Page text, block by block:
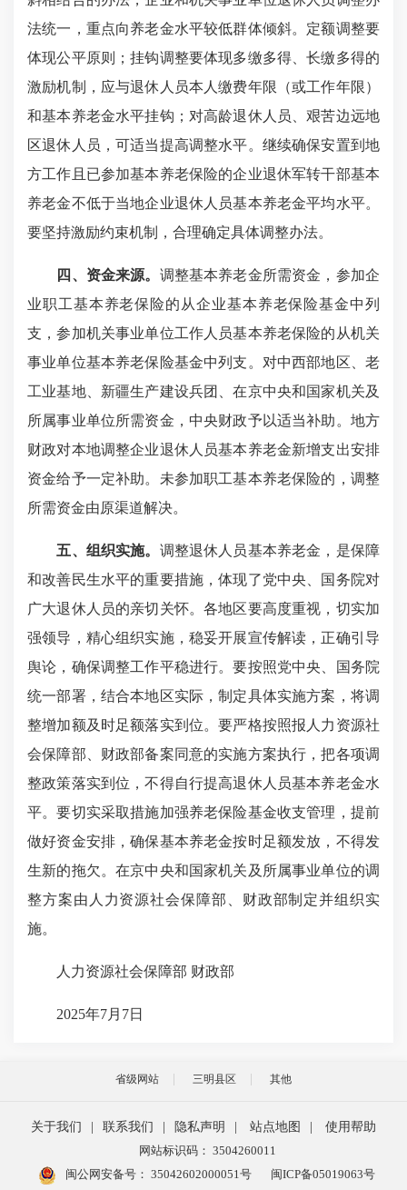
法统一，重点向养老金水平较低群体倾斜。定额调整要
体现公平原则；挂钩调整要体现多缴多得、长缴多得的
激励机制，应与退休人员本人缴费年限（或工作年限）
和基本养老金水平挂钩；对高龄退休人员、艰苦边远地
区退休人员，可适当提高调整水平。继续确保安置到地
方工作且已参加基本养老保险的企业退休军转干部基本
养老金不低于当地企业退休人员基本养老金平均水平。
要坚持激励约束机制，合理确定具体调整办法。
四、资金来源。 调整基本养老金所需资金，参加企
业职工基本养老保险的从企业基本养老保险基金中列
支，参加机关事业单位工作人员基本养老保险的从机关
事业单位基本养老保险基金中列支。对中西部地区、老
工业基地、新疆生产建设兵团、在京中央和国家机关及
所属事业单位所需资金，中央财政予以适当补助。地方
财政对本地调整企业退休人员基本养老金新增支出安排
资金给予一定补助。未参加职工基本养老保险的，调整
所需资金由原渠道解决。
五、组织实施。 调整退休人员基本养老金，是保障
和改善民生水平的重要措施，体现了党中央、国务院对
广大退休人员的亲切关怀。各地区要高度重视，切实加
强领导，精心组织实施，稳妥开展宣传解读，正确引导
舆论，确保调整工作平稳进行。要按照党中央、国务院
统一部署，结合本地区实际，制定具体实施方案，将调
整增加额及时足额落实到位。要严格按照报人力资源社
会保障部、财政部备案同意的实施方案执行，把各项调
整政策落实到位，不得自行提高退休人员基本养老金水
平。要切实采取措施加强养老保险基金收支管理，提前
做好资金安排，确保基本养老金按时足额发放，不得发
生新的拖欠。在京中央和国家机关及所属事业单位的调
整方案由人力资源社会保障部、财政部制定并组织实
施。
人力资源社会保障部 财政部
2025年7月7日
省级网站 三明县区 其他
关于我们 联系我们 隐私声明 站点地图
使用帮助
网站标识码： 3504260011
闽公网安备号： 35042602000051号 闽ICP备05019063号